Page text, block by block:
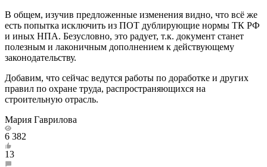
В общем, изучив предложенные изменения видно, что всё же
есть попытка исключить из ПОТ дублирующие нормы ТК РФ
и иных НПА. Безусловно, это радует, т.к. документ станет
полезным и лаконичным дополнением к действующему
законодательству.
Добавим, что сейчас ведутся работы по доработке и других
правил по охране труда, распространяющихся на
строительную отрасль.
Мария Гаврилова
6 382
13